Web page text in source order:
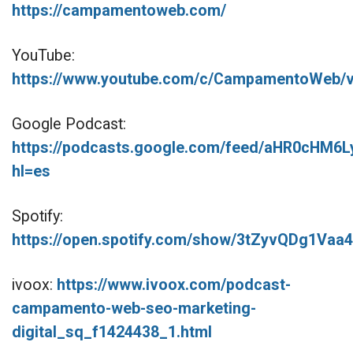
https://campamentoweb.com/
YouTube:
https://www.youtube.com/c/CampamentoWeb/
Google Podcast:
https://podcasts.google.com/feed/
hl=es
Spotify:
https://open.spotify.com/show/
ivoox: https://www.ivoox.com/podcast-
campamento-web-seo-marketing-
digital_sq_f1424438_1.html